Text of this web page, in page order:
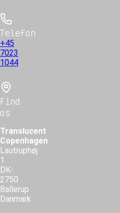
Telefon
+45
7023
1044
Find
os
Translucent
Copenhagen
Lautruphøj
1
DK-
2750
Ballerup
Danmark